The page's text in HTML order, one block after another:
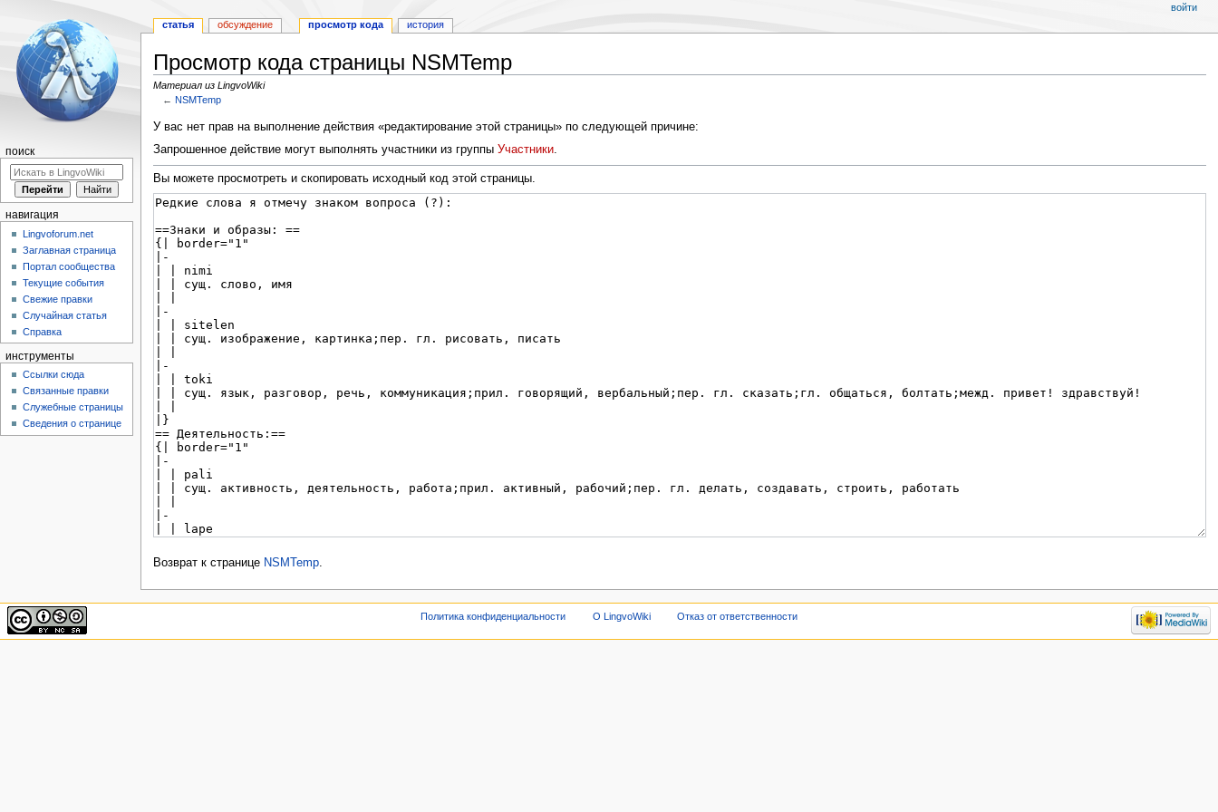
Просмотр кода страницы NSMTemp
Материал из LingvoWiki
← NSMTemp
Перейти
к
Перейти
к
У вас нет прав на выполнение действия «редактирование этой страницы» по следующей причине:
Запрошенное действие могут выполнять участники из группы Участники.
Вы можете просмотреть и скопировать исходный код этой страницы.
Возврат к странице NSMTemp.
статья обсуждение просмотр кода история
войти
поиск
навигация
Lingvoforum.net
Заглавная страница
Портал сообщества
Текущие события
Свежие правки
Случайная статья
Справка
инструменты
Ссылки сюда
Связанные правки
Служебные страницы
Сведения о странице
Политика конфиденциальности О LingvoWiki Отказ от ответственности